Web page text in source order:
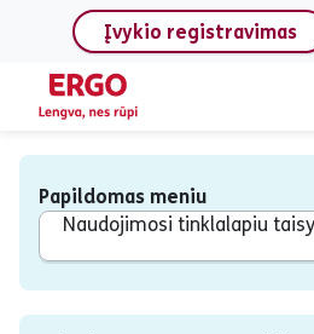
content
Įvykio registravimas
Papildomas meniu
Naudojimosi tinklalapiu